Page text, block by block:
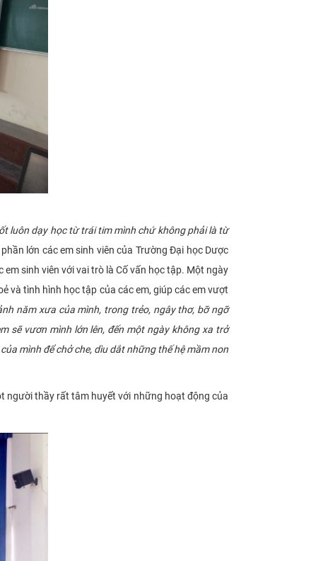
luôn dạy học từ trái tim mình chứ không phải là từ
lớn các em sinh viên của Trường Đại học Dược
sinh viên với vai trò là Cố vấn học tập. Một ngày
và tình hình học tập của các em, giúp các em vượt
năm xưa của mình, trong trẻo, ngây thơ, bỡ ngỡ
sẽ vươn mình lớn lên, đến một ngày không xa trở
mình để chở che, dìu dắt những thế hệ mầm non
thầy rất tâm huyết với những hoạt động của